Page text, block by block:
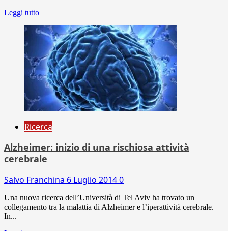
Leggi tutto
Ricerca
Alzheimer: inizio di una rischiosa attività
cerebrale
Salvo Franchina 6 Luglio 20140
Una nuova ricerca dell’Università di Tel Aviv ha trovato un
collegamento tra la malattia di Alzheimer e l’iperattività cerebrale.
In...